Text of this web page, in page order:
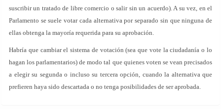
suscribir un tratado de libre comercio o salir sin un acuerdo). A su vez, en el
Parlamento se suele votar cada alternativa por separado sin que ninguna de
ellas obtenga la mayoría requerida para su aprobación.
Habría que cambiar el sistema de votación (sea que vote la ciudadanía o lo
hagan los parlamentarios) de modo tal que quienes voten se vean precisados
a elegir su segunda o incluso su tercera opción, cuando la alternativa que
prefieren haya sido descartada o no tenga posibilidades de ser aprobada.